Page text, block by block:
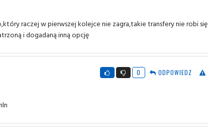
raczej w pierwszej kolejce nie zagra,takie transfery nie robi się
i dogadaną inną opcję
0 ODPOWIEDZ